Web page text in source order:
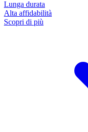
Lunga durata
Alta affidabilità
Scopri di più